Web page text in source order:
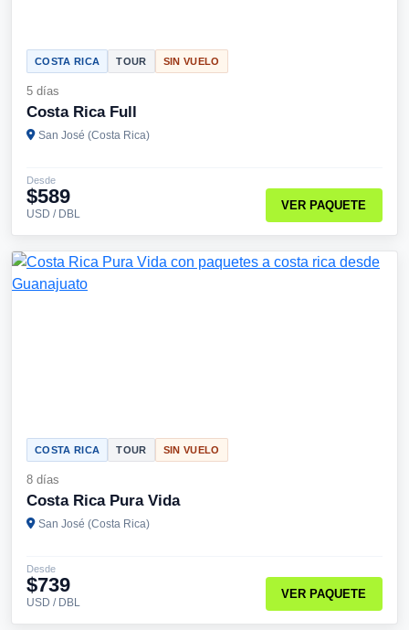
COSTA RICA TOUR SIN VUELO
5 días
Costa Rica Full
San José (Costa Rica)
Desde
$589
USD / DBL
VER PAQUETE
COSTA RICA TOUR SIN VUELO
8 días
Costa Rica Pura Vida
San José (Costa Rica)
Desde
$739
USD / DBL
VER PAQUETE